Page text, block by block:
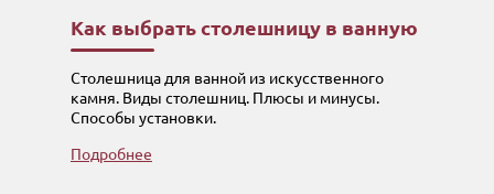
Как выбрать столешницу в ванную
Столешница для ванной из искусственного
камня. Виды столешниц. Плюсы и минусы.
Способы установки.
Подробнее